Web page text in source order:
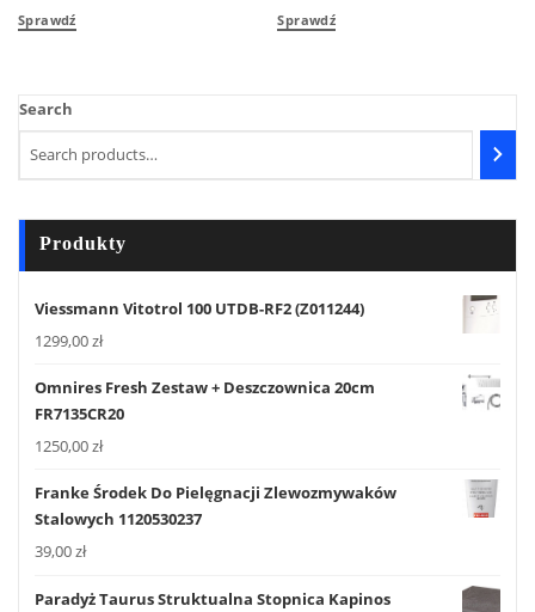
Sprawdź Sprawdź
Search
Produkty
Viessmann Vitotrol 100 UTDB-RF2 (Z011244)
1299,00zł
Omnires Fresh Zestaw + Deszczownica 20cm
FR7135CR20
1250,00zł
Franke Środek Do Pielęgnacji Zlewozmywaków
Stalowych 1120530237
39,00zł
Paradyż Taurus Struktualna Stopnica Kapinos